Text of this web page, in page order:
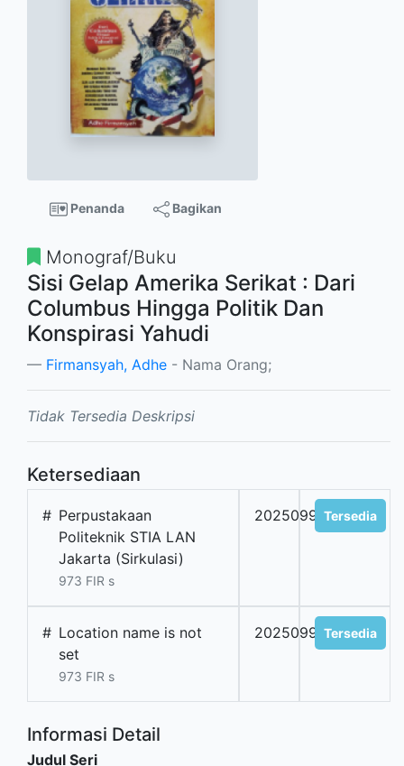
Penanda Bagikan
Monograf/Buku
Sisi Gelap Amerika Serikat : Dari
Columbus Hingga Politik Dan
Konspirasi Yahudi
Firmansyah, Adhe - Nama Orang;
Tidak Tersedia Deskripsi
Ketersediaan
# Perpustakaan
Politeknik STIA LAN
Jakarta (Sirkulasi)
973 FIR s
2025099117Tersedia
# Location name is not
set
973 FIR s
2025099118Tersedia
Informasi Detail
Judul Seri